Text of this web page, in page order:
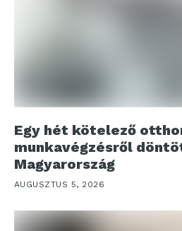
Egy hét kötelező
munkavégzésről
Magyarország
AUGUSZTUS 5, 2026